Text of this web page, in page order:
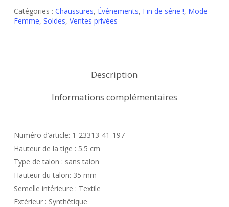
Catégories : Chaussures, Événements, Fin de série !, Mode
Femme, Soldes, Ventes privées
Description
Informations complémentaires
Numéro d’article: 1-23313-41-197
Hauteur de la tige : 5.5 cm
Type de talon : sans talon
Hauteur du talon: 35 mm
Semelle intérieure : Textile
Extérieur : Synthétique